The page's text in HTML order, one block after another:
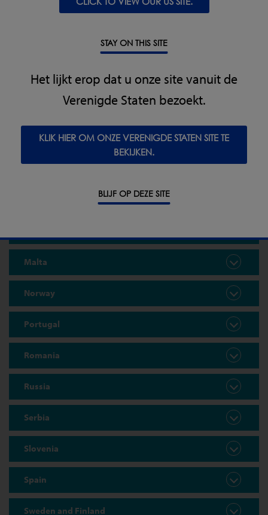
STAY ON THIS SITE
Het lijkt erop dat u onze site vanuit de
Verenigde Staten bezoekt.
KLIK HIER OM ONZE VERENIGDE STATEN SITE TE
BEKIJKEN.
BLIJF OP DEZE SITE
Iceland
Kosovo
Malta
Norway
Portugal
Romania
Russia
Serbia
Slovenia
Spain
Sweden and Finland